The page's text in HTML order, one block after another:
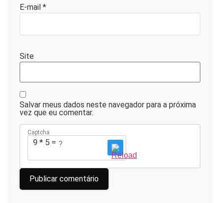
E-mail *
Site
Salvar meus dados neste navegador para a próxima
vez que eu comentar.
Captcha
9 * 5 = ?